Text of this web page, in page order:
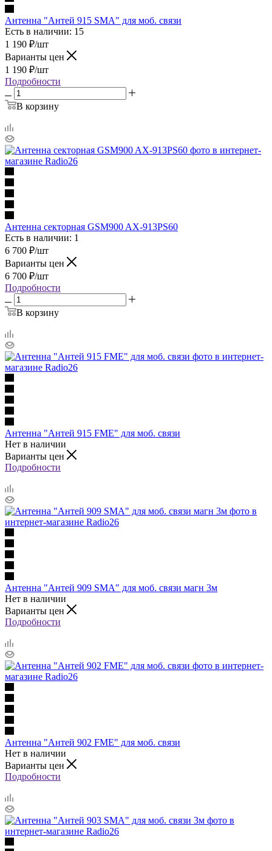
Антенна "Антей 915 SMA" для моб. связи
Есть в наличии: 15
1 190 ₽/шт
Варианты цен
1 190 ₽/шт
Подробности
В корзину
Антенна секторная GSM900 AX-913PS60
Есть в наличии: 1
6 700 ₽/шт
Варианты цен
6 700 ₽/шт
Подробности
В корзину
Антенна "Антей 915 FME" для моб. связи
Нет в наличии
Варианты цен
Подробности
Антенна "Антей 909 SMA" для моб. связи магн 3м
Нет в наличии
Варианты цен
Подробности
Антенна "Антей 902 FME" для моб. связи
Нет в наличии
Варианты цен
Подробности